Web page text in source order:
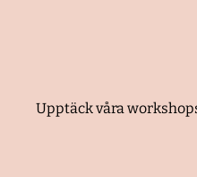
Upptäck våra